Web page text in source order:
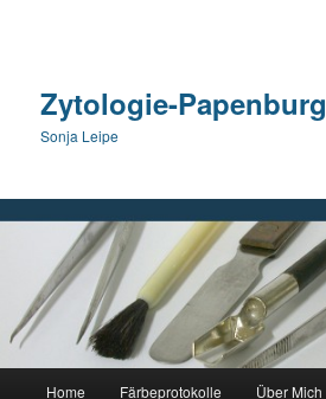
Zytologie-Papenburg
Sonja Leipe
Home Färbeprotokolle Über Mich